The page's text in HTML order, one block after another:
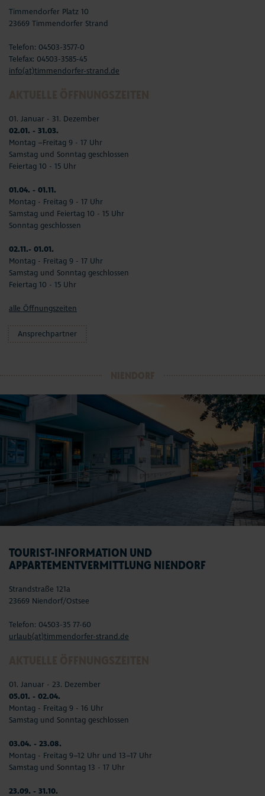
Timmendorfer Platz 10
23669 Timmendorfer Strand
Telefon: 04503-3577-0
Telefax: 04503-3585-45
info(at)timmendorfer-strand.de
01. Januar - 31. Dezember
02.01. - 31.03.
Montag –Freitag 9 - 17 Uhr
Samstag und Sonntag geschlossen
Feiertag 10 - 15 Uhr
01.04. - 01.11.
Montag - Freitag 9 - 17 Uhr
Samstag und Feiertag 10 - 15 Uhr
Sonntag geschlossen
02.11.- 01.01.
Montag - Freitag 9 - 17 Uhr
Samstag und Sonntag geschlossen
Feiertag 10 - 15 Uhr
alle Öffnungszeiten
Ansprechpartner
TOURIST-INFORMATION UND
APPARTEMENTVERMITTLUNG NIENDORF
Strandstraße 121a
23669 Niendorf/Ostsee
Telefon: 04503-35 77-60
urlaub(at)timmendorfer-strand.de
01. Januar - 23. Dezember
05.01. - 02.04.
Montag - Freitag 9 - 16 Uhr
Samstag und Sonntag geschlossen
03.04. - 23.08.
Montag - Freitag 9–12 Uhr und 13–17 Uhr
Samstag und Sonntag 13 - 17 Uhr
23.09. - 31.10.